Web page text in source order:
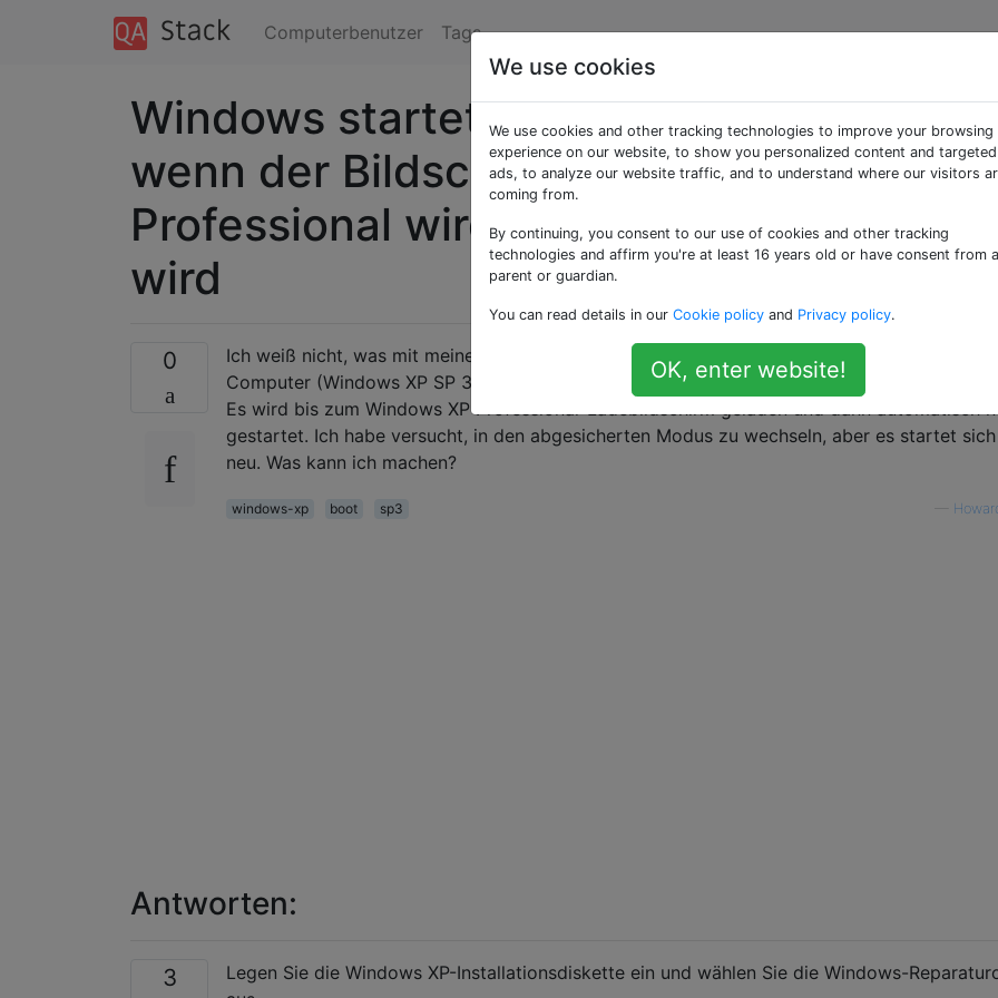
Computerbenutzer Tags
Windows startet sich immer wieder neu,
wenn der Bildschirm „Windows XP
Professional wird geladen…“ angezeigt
wird
0
Ich weiß nicht, was mit meinem Computer passiert ist und bin ein neuer
Computer (Windows XP SP 3) kann nicht über den Anmeldebildschirm gestartet werden.
Es wird bis zum Windows XP Professional-Ladebildschirm geladen und dann automatisch
gestartet. Ich habe versucht, in den abgesicherten Modus zu wechseln, aber es startet
neu. Was kann ich machen?
windows-xp boot sp3
Antworten:
3
Legen Sie die Windows XP-Installationsdiskette ein und wählen Sie die Windows-
We use cookies
We use cookies and other tracking technologies to improve your browsing
experience on our website, to show you personalized content and targeted
ads, to analyze our website traffic, and to understand where our visitors
coming from.
By continuing, you consent to our use of cookies and other tracking
technologies and affirm you're at least 16 years old or have consent from a
parent or guardian.
You can read details in our Cookie policy and Privacy policy.
OK, enter website!